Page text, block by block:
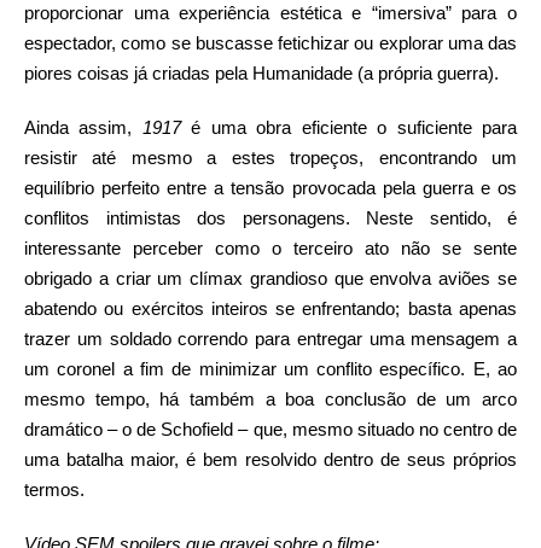
proporcionar uma experiência estética e “imersiva” para o
espectador, como se buscasse fetichizar ou explorar uma das
piores coisas já criadas pela Humanidade (a própria guerra).
Ainda assim, 1917é uma obra eficiente o suficiente para
resistir até mesmo a estes tropeços, encontrando um
equilíbrio perfeito entre a tensão provocada pela guerra e os
conflitos intimistas dos personagens. Neste sentido, é
interessante perceber como o terceiro ato não se sente
obrigado a criar um clímax grandioso que envolva aviões se
abatendo ou exércitos inteiros se enfrentando; basta apenas
trazer um soldado correndo para entregar uma mensagem a
um coronel a fim de minimizar um conflito específico. E, ao
mesmo tempo, há também a boa conclusão de um arco
dramático – o de Schofield – que, mesmo situado no centro de
uma batalha maior, é bem resolvido dentro de seus próprios
termos.
Vídeo SEM spoilers que gravei sobre o filme: